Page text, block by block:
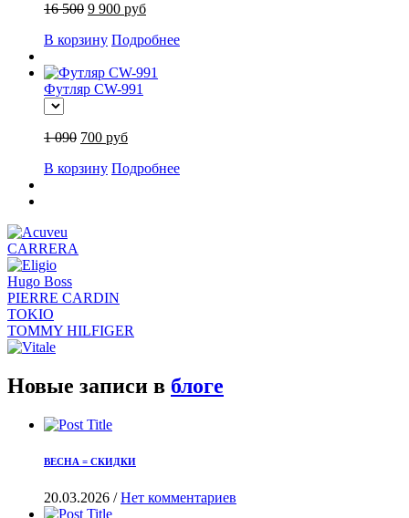
16 500 9 900 руб
В корзину Подробнее
Футляр CW-991
1 090 700 руб
В корзину Подробнее
CARRERA
Hugo Boss
PIERRE CARDIN
TOKIO
TOMMY HILFIGER
Новые записи в блоге
ВЕСНА = СКИДКИ
20.03.2026 / Нет комментариев